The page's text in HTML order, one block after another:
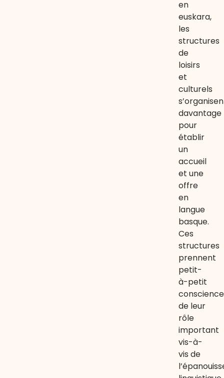
en
euskara,
les
structures
de
loisirs
et
culturels
davantage
pour
établir
un
accueil
et une
offre
en
langue
basque.
Ces
structures
prennent
petit-
à-petit
conscience
de leur
rôle
important
vis-à-
vis de